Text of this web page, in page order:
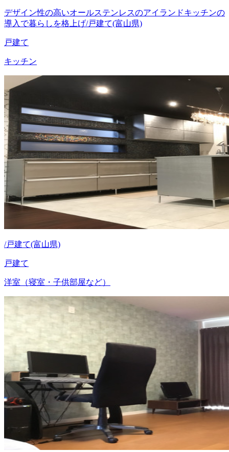
デザイン性の高いオールステンレスのアイランドキッチンの
導入で暮らしを格上げ/戸建て(富山県)
戸建て
キッチン
/戸建て(富山県)
戸建て
洋室（寝室・子供部屋など）